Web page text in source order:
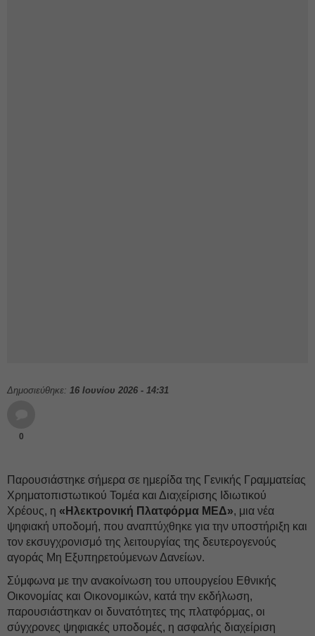
Δημοσιεύθηκε: 16 Ιουνίου 2026 - 14:31
0
Παρουσιάστηκε σήμερα σε ημερίδα της Γενικής Γραμματείας
Χρηματοπιστωτικού Τομέα και Διαχείρισης Ιδιωτικού
Χρέους, η «Ηλεκτρονική Πλατφόρμα ΜΕΔ», μια νέα
ψηφιακή υποδομή, που αναπτύχθηκε για την υποστήριξη και
τον εκσυγχρονισμό της λειτουργίας της δευτερογενούς
αγοράς Μη Εξυπηρετούμενων Δανείων.
Σύμφωνα με την ανακοίνωση του υπουργείου Εθνικής
Οικονομίας και Οικονομικών, κατά την εκδήλωση,
παρουσιάστηκαν οι δυνατότητες της πλατφόρμας, οι
σύγχρονες ψηφιακές υποδομές, η ασφαλής διαχείριση